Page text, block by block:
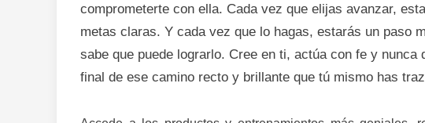
comprometerte con ella. Cada vez que elijas avanzar,
metas claras. Y cada vez que lo hagas, estarás un paso
sabe que puede lograrlo. Cree en ti, actúa con fe y
final de ese camino recto y brillante que tú mismo has